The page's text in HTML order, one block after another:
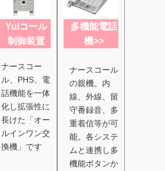
Yuiコール
制御装置
ナースコー
ル、PHS、電
話機能を一体
化し拡張性に
長けた「オー
ルインワン交
換機」です
多機能電話
機>>
ナースコール
の親機。内
線、外線、留
守番録音、多
重着信等が可
能。各システ
ムと連携し多
機能ボタンか